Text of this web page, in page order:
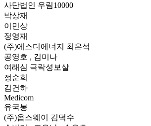
사단법인 우림10000
박상재
이민상
정영재
(주)에스디에너지 최은석
공영호 , 김미나
여래심 극락성보살
정순희
김건하
Medicom
유국봉
(주)옵스웨이 김덕수